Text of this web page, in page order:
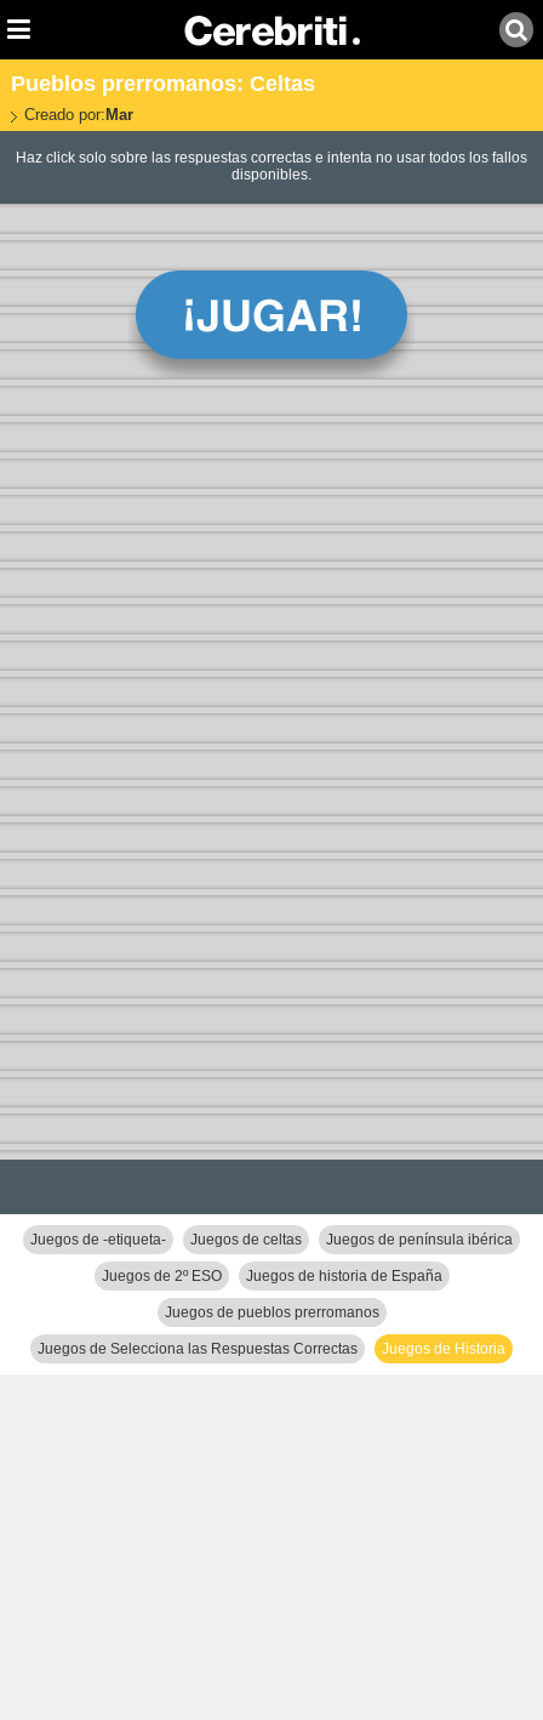
Pueblos prerromanos: Celtas
Creado por: Mar
Haz click solo sobre las respuestas correctas e intenta no usar todos los fallos
disponibles.
Juegos de -etiqueta- Juegos de celtas Juegos de península ibérica
Juegos de 2º ESO Juegos de historia de España
Juegos de pueblos prerromanos
Juegos de Selecciona las Respuestas Correctas Juegos de Historia